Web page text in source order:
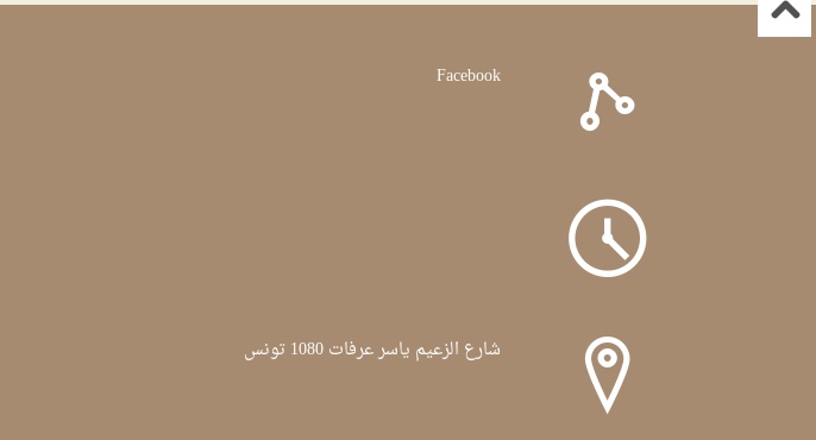
Facebook
شارع الزعيم ياسر عرفات 1080 تونس